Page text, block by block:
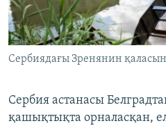
ЖАЗЫЛЫҢЫЗ
Сербиядағы Зренянин
Сербия астанасы
қашықтықта орналасқан,